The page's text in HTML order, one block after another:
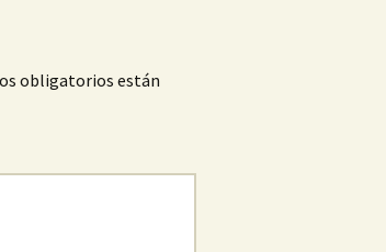
obligatorios están